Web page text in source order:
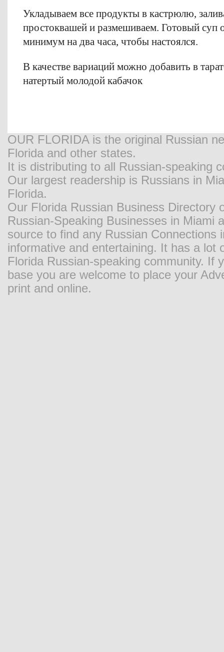
Укладываем все продукты в кастрюлю,
простоквашей и размешиваем. Готовый суп
минимум на два часа, чтобы настоялся.
В качестве вариаций можно добавить в
натертый молодой кабачок
OUR FLORIDA is the original Russian
Florida and other states.
It is distributing to all Russian-speaking
Our largest readership is Russians in
Florida.
Our Florida Russian Business Directory
Russian-Speaking Businesses in Miami
source to find any Russian
informative and entertaining. It has a
Florida Russian-speaking community. If
base you are welcome to place your
print and online.